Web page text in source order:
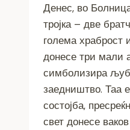
Денес, во
тројка – две
голема храброст
донесе три мали
симболизира
заедништво. Таа
состојба,
свет донесе